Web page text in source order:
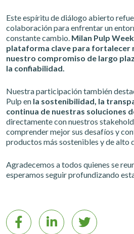
Este espíritu de diálogo abierto
colaboración para enfrentar un
constante cambio. Milan Pulp
plataforma clave para fortalecer
nuestro compromiso de largo
la confiabilidad.
Nuestra participación también
Pulp en la sostenibilidad, la
continua de nuestras soluciones
directamente con nuestros
comprender mejor sus desafíos y
productos más sostenibles y de alto
Agradecemos a todos quienes se
esperamos seguir profundizando